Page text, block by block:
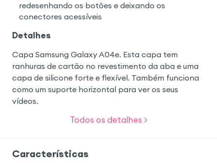
redesenhando os botões e deixando os
conectores acessíveis
Detalhes
Capa Samsung Galaxy A04e. Esta capa tem
ranhuras de cartão no revestimento da aba e uma
capa de silicone forte e flexível. Também funciona
como um suporte horizontal para ver os seus
vídeos.
Todos os detalhes >
Características